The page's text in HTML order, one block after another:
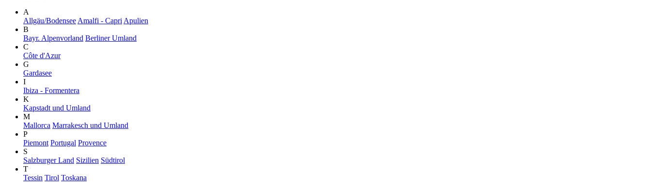
A
Allgäu/Bodensee Amalfi - Capri Apulien
B
Bayr. Alpenvorland Berliner Umland
C
Côte d'Azur
G
Gardasee
I
Ibiza - Formentera
K
Kapstadt und Umland
M
Mallorca Marrakesch und Umland
P
Piemont Portugal Provence
S
Salzburger Land Sizilien Südtirol
T
Tessin Tirol Toskana